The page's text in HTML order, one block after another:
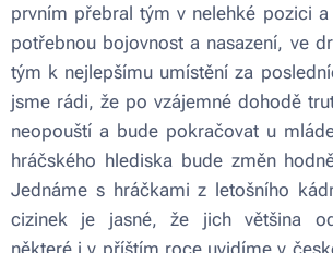
prvním přebral tým v nelehké pozici
potřebnou bojovnost a nasazení, ve
tým k nejlepšímu umístění za
jsme rádi, že po vzájemné dohodě
neopouští a bude pokračovat u
hráčského hlediska bude změn
Jednáme s hráčkami z letošního
cizinek je jasné, že jich většina
některé i v příštím roce uvidíme v